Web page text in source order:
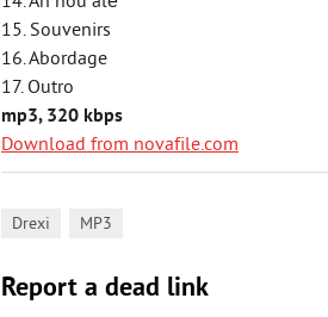
15. Souvenirs
16. Abordage
17. Outro
mp3, 320 kbps
Download from novafile.com
Drexi MP3
Report a dead link